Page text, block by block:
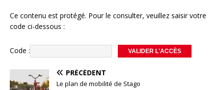
Ce contenu est protégé. Pour le consulter, veuillez saisir votre
code ci-dessous :
Code :
PRÉCÉDENT
Le plan de mobilité de Stago